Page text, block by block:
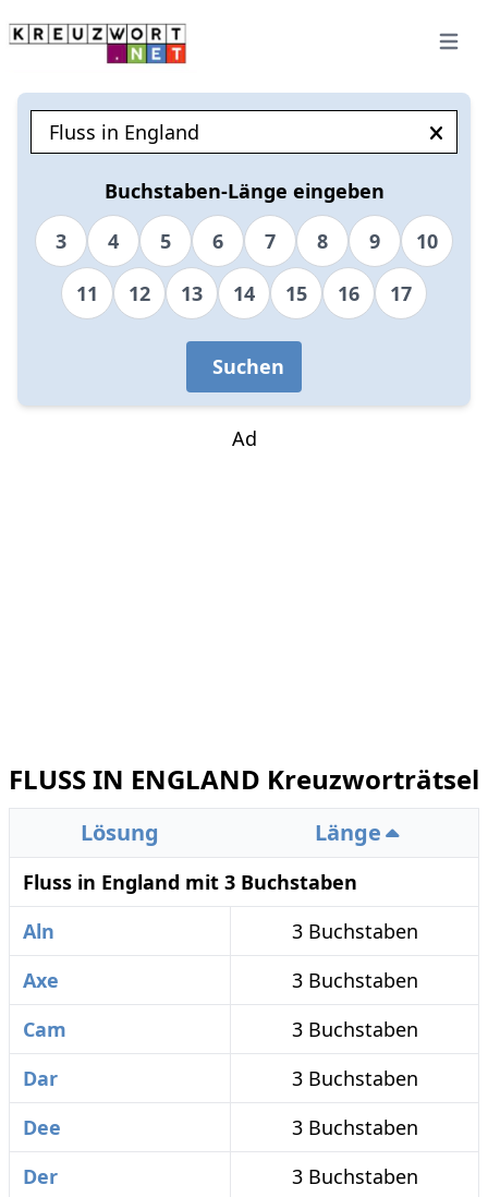
Open
Buchstaben-Länge eingeben
3
4 5 6 7 8 9
10
11
12 13 14 15 16 17
Suchen
Ad
FLUSS IN ENGLAND Kreuzworträtsel
Lösung Länge
Fluss in England mit 3 Buchstaben
Aln
3 Buchstaben
Axe
3 Buchstaben
Cam
3 Buchstaben
Dar
3 Buchstaben
Dee
3 Buchstaben
Der
3 Buchstaben